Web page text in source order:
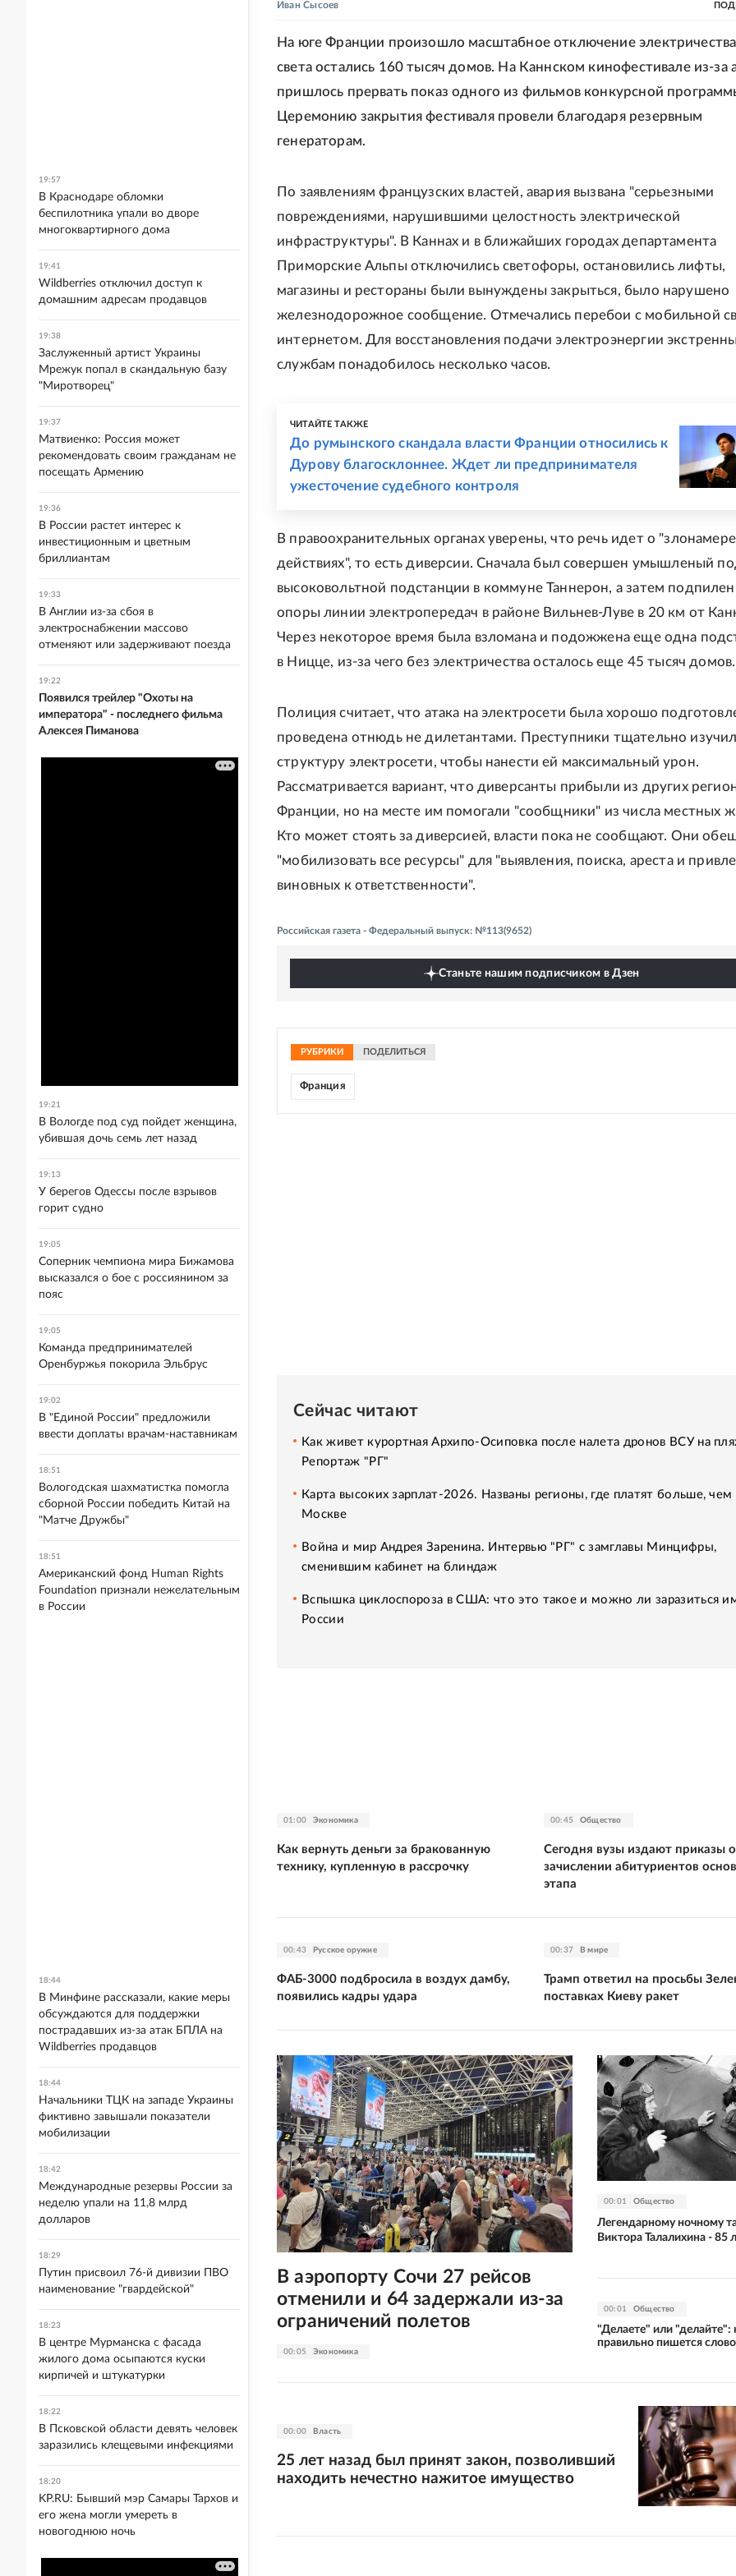
Иван Сысоев
На юге Франции произошло масштабное отключение
света остались 160 тысяч домов. На Каннском кинофестивале из-за
пришлось прервать показ одного из фильмов конкурсной
Церемонию закрытия фестиваля провели благодаря резервным
генераторам.
По заявлениям французских властей, авария вызвана "серьезными
повреждениями, нарушившими целостность электрической
инфраструктуры". В Каннах и в ближайших городах департамента
Приморские Альпы отключились светофоры, остановились лифты,
магазины и рестораны были вынуждены закрыться, было нарушено
железнодорожное сообщение. Отмечались перебои с мобильной
интернетом. Для восстановления подачи электроэнергии
службам понадобилось несколько часов.
ЧИТАЙТЕ ТАКЖЕ
До румынского скандала власти Франции относились к
Дурову благосклоннее. Ждет ли предпринимателя
ужесточение судебного контроля
В правоохранительных органах уверены, что речь идет о
действиях", то есть диверсии. Сначала был совершен умышленый
высоковольтной подстанции в коммуне Таннерон, а затем
опоры линии электропередач в районе Вильнев-Луве в 20 км от
Через некоторое время была взломана и подожжена еще одна
в Ницце, из-за чего без электричества осталось еще 45 тысяч домов.
Полиция считает, что атака на электросети была хорошо
проведена отнюдь не дилетантами. Преступники тщательно
структуру электросети, чтобы нанести ей максимальный урон.
Рассматривается вариант, что диверсанты прибыли из других
Франции, но на месте им помогали "сообщники" из числа местных
Кто может стоять за диверсией, власти пока не сообщают. Они
"мобилизовать все ресурсы" для "выявления, поиска, ареста и
виновных к ответственности".
Российская газета - Федеральный выпуск: №113(9652)
Станьте нашим подписчиком в Дзен
РУБРИКИ ПОДЕЛИТЬСЯ
Франция
Сейчас читают
Как живет курортная Архипо-Осиповка после налета дронов ВСУ на
Репортаж "РГ"
Карта высоких зарплат-2026. Названы регионы, где платят больше, чем
Москве
Война и мир Андрея Заренина. Интервью "РГ" с замглавы Минцифры,
сменившим кабинет на блиндаж
Вспышка циклоспороза в США: что это такое и можно ли заразиться
России
01:00 Экономика
Как вернуть деньги за бракованную
технику, купленную в рассрочку
00:45 Общество
Сегодня вузы издают приказы о
зачислении абитуриентов
этапа
00:43 Русское оружие
ФАБ-3000 подбросила в воздух дамбу,
появились кадры удара
00:37 В мире
Трамп ответил на просьбы
поставках Киеву ракет
00:05 Экономика
В аэропорту Сочи 27 рейсов
отменили и 64 задержали из-за
ограничений полетов
00:01 Общество
Легендарному ночному
Виктора Талалихина - 85
00:01 Общество
"Делаете" или "делайте":
правильно пишется слово
00:00 Власть
25 лет назад был принят закон, позволивший
находить нечестно нажитое имущество
19:57
В Краснодаре обломки
беспилотника упали во дворе
многоквартирного дома
19:41
Wildberries отключил доступ к
домашним адресам продавцов
19:38
Заслуженный артист Украины
Мрежук попал в скандальную базу
"Миротворец"
19:37
Матвиенко: Россия может
рекомендовать своим гражданам не
посещать Армению
19:36
В России растет интерес к
инвестиционным и цветным
бриллиантам
19:33
В Англии из-за сбоя в
электроснабжении массово
отменяют или задерживают поезда
19:22
Появился трейлер "Охоты на
императора" - последнего фильма
Алексея Пиманова
19:21
В Вологде под суд пойдет женщина,
убившая дочь семь лет назад
19:13
У берегов Одессы после взрывов
горит судно
19:05
Соперник чемпиона мира Бижамова
высказался о бое с россиянином за
пояс
19:05
Команда предпринимателей
Оренбуржья покорила Эльбрус
19:02
В "Единой России" предложили
ввести доплаты врачам-наставникам
18:51
Вологодская шахматистка помогла
сборной России победить Китай на
"Матче Дружбы"
18:51
Американский фонд Human Rights
Foundation признали нежелательным
в России
18:44
В Минфине рассказали, какие меры
обсуждаются для поддержки
пострадавших из-за атак БПЛА на
Wildberries продавцов
18:44
Начальники ТЦК на западе Украины
фиктивно завышали показатели
мобилизации
18:42
Международные резервы России за
неделю упали на 11,8 млрд
долларов
18:29
Путин присвоил 76-й дивизии ПВО
наименование "гвардейской"
18:23
В центре Мурманска с фасада
жилого дома осыпаются куски
кирпичей и штукатурки
18:22
В Псковской области девять человек
заразились клещевыми инфекциями
18:20
KP.RU: Бывший мэр Самары Тархов и
его жена могли умереть в
новогоднюю ночь